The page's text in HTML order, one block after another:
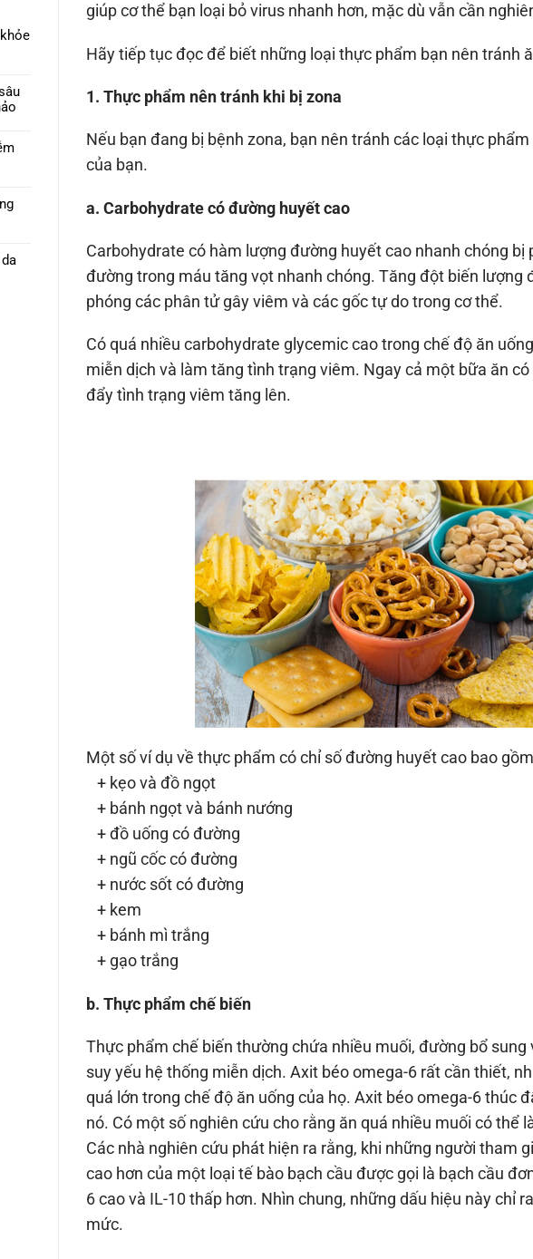
giúp cơ thể bạn loại bỏ virus nhanh hơn, mặc dù vẫn cần
Hãy tiếp tục đọc để biết những loại thực phẩm bạn nên tránh
1. Thực phẩm nên tránh khi bị zona
Nếu bạn đang bị bệnh zona, bạn nên tránh các loại thực
của bạn.
a. Carbohydrate có đường huyết cao
Carbohydrate có hàm lượng đường huyết cao nhanh chóng
đường trong máu tăng vọt nhanh chóng. Tăng đột biến lượng
phóng các phân tử gây viêm và các gốc tự do trong cơ thể.
Có quá nhiều carbohydrate glycemic cao trong chế độ ăn
miễn dịch và làm tăng tình trạng viêm. Ngay cả một bữa ăn
đẩy tình trạng viêm tăng lên.
Một số ví dụ về thực phẩm có chỉ số đường huyết cao bao
+ kẹo và đồ ngọt
+ bánh ngọt và bánh nướng
+ đồ uống có đường
+ ngũ cốc có đường
+ nước sốt có đường
+ kem
+ bánh mì trắng
+ gạo trắng
b. Thực phẩm chế biến
Thực phẩm chế biến thường chứa nhiều muối, đường bổ
suy yếu hệ thống miễn dịch. Axit béo omega-6 rất cần thiết,
quá lớn trong chế độ ăn uống của họ. Axit béo omega-6 thúc
nó. Có một số nghiên cứu cho rằng ăn quá nhiều muối có thể
Các nhà nghiên cứu phát hiện ra rằng, khi những người tham
cao hơn của một loại tế bào bạch cầu được gọi là bạch cầu
6 cao và IL-10 thấp hơn. Nhìn chung, những dấu hiệu này chỉ
mức.